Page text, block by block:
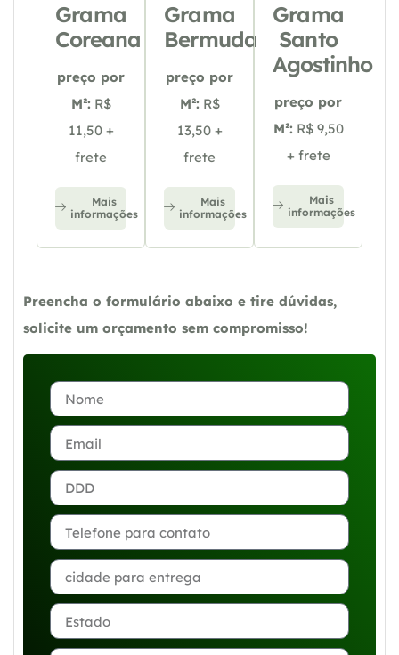
Grama
Coreana
preço por
M²: R$
11,50 +
frete
Mais
informações
Grama
Bermuda
preço por
M²: R$
13,50 +
frete
Mais
informações
Grama
Santo
Agostinho
preço por
M²: R$ 9,50
+ frete
Mais
informações
Preencha o formulário abaixo e tire dúvidas,
solicite um orçamento sem compromisso!